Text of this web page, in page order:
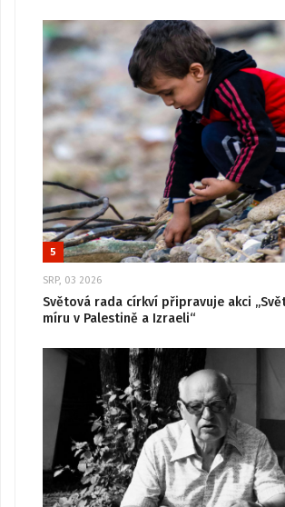
5
SRP, 03 2026
Světová rada církví připravuje akci
míru v Palestině a Izraeli“